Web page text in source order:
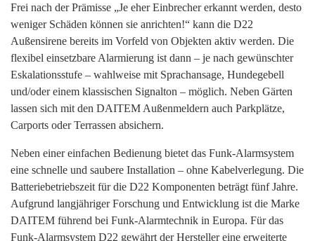
Frei nach der Prämisse „Je eher Einbrecher erkannt werden, desto
weniger Schäden können sie anrichten!“ kann die D22
Außensirene bereits im Vorfeld von Objekten aktiv werden. Die
flexibel einsetzbare Alarmierung ist dann – je nach gewünschter
Eskalationsstufe – wahlweise mit Sprachansage, Hundegebell
und/oder einem klassischen Signalton – möglich. Neben Gärten
lassen sich mit den DAITEM Außenmeldern auch Parkplätze,
Carports oder Terrassen absichern.
Neben einer einfachen Bedienung bietet das Funk-Alarmsystem
eine schnelle und saubere Installation – ohne Kabelverlegung. Die
Batteriebetriebszeit für die D22 Komponenten beträgt fünf Jahre.
Aufgrund langjähriger Forschung und Entwicklung ist die Marke
DAITEM führend bei Funk-Alarmtechnik in Europa. Für das
Funk-Alarmsystem D22 gewährt der Hersteller eine erweiterte